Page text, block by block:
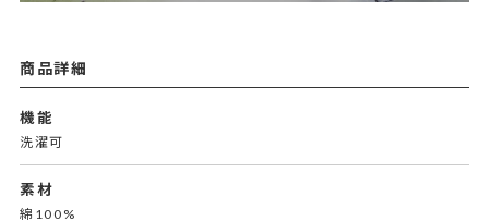
商品詳細
機能
洗濯可
素材
綿100%